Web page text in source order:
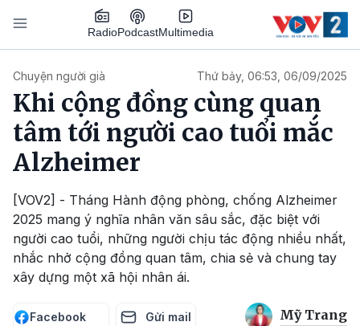
Nhảy đến nội dung
RadioPodcastMultimedia
Chuyện người già Thứ bảy, 06:53, 06/09/2025
Khi cộng đồng cùng quan
tâm tới người cao tuổi mắc
Alzheimer
[VOV2] - Tháng Hành động phòng, chống Alzheimer
2025 mang ý nghĩa nhân văn sâu sắc, đặc biệt với
người cao tuổi, những người chịu tác động nhiều nhất,
nhắc nhở cộng đồng quan tâm, chia sẻ và chung tay
xây dựng một xã hội nhân ái.
Facebook Gửi mail Mỹ Trang